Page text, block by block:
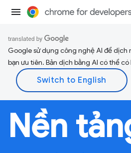
Google sử dụng công nghệ AI để dịch
bạn ưu tiên. Bản dịch bằng AI có thể có
Nền